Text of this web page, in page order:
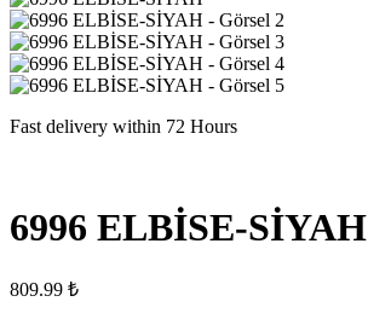
Fast delivery within 72 Hours
6996 ELBİSE-SİYAH
809.99 ₺